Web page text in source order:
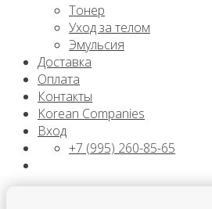
Тонер
Уход за телом
Эмульсия
Доставка
Оплата
Контакты
Korean Companies
Вход
+7 (995) 260-85-65